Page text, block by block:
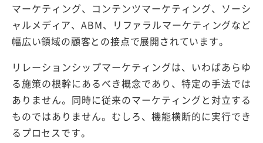
マーケティング、コンテンツマーケティング、ソーシ
ャルメディア、ABM、リファラルマーケティングなど
幅広い領域の顧客との接点で展開されています。
リレーションシップマーケティングは、いわばあらゆ
る施策の根幹にあるべき概念であり、特定の手法では
ありません。同時に従来のマーケティングと対立する
ものではありません。むしろ、機能横断的に実行でき
るプロセスです。